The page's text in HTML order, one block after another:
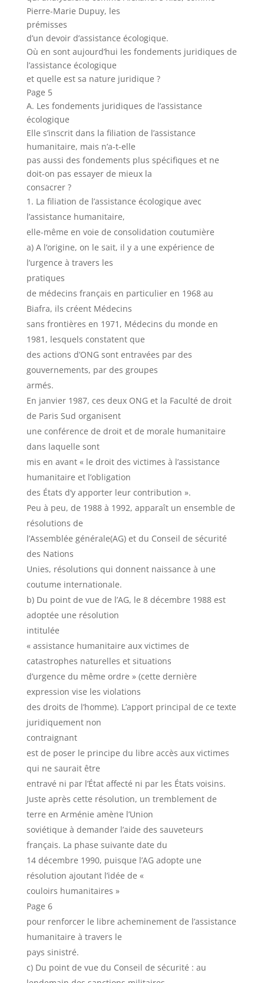
Pierre-Marie Dupuy, les
prémisses
d’un devoir d’assistance écologique.
Où en sont aujourd’hui les fondements juridiques de
l’assistance écologique
et quelle est sa nature juridique ?
Page 5
A. Les fondements juridiques de l’assistance
écologique
Elle s’inscrit dans la filiation de l’assistance
humanitaire, mais n’a-t-elle
pas aussi des fondements plus spécifiques et ne
doit-on pas essayer de mieux la
consacrer ?
La filiation de l’assistance écologique avec
l’assistance humanitaire,
elle-même en voie de consolidation coutumière
a) A l’origine, on le sait, il y a une expérience de
l’urgence à travers les
pratiques
de médecins français en particulier en 1968 au
Biafra, ils créent Médecins
sans frontières en 1971, Médecins du monde en
1981, lesquels constatent que
des actions d’ONG sont entravées par des
gouvernements, par des groupes
armés.
En janvier 1987, ces deux ONG et la Faculté de droit
de Paris Sud organisent
une conférence de droit et de morale humanitaire
dans laquelle sont
mis en avant « le droit des victimes à l’assistance
humanitaire et l’obligation
des États d’y apporter leur contribution ».
Peu à peu, de 1988 à 1992, apparaît un ensemble de
résolutions de
l’Assemblée générale(AG) et du Conseil de sécurité
des Nations
Unies, résolutions qui donnent naissance à une
coutume internationale.
b) Du point de vue de l’AG, le 8 décembre 1988 est
adoptée une résolution
intitulée
« assistance humanitaire aux victimes de
catastrophes naturelles et situations
d’urgence du même ordre » (cette dernière
expression vise les violations
des droits de l’homme). L’apport principal de ce texte
juridiquement non
contraignant
est de poser le principe du libre accès aux victimes
qui ne saurait être
entravé ni par l’État affecté ni par les États voisins.
Juste après cette résolution, un tremblement de
terre en Arménie amène l’Union
soviétique à demander l’aide des sauveteurs
français. La phase suivante date du
14 décembre 1990, puisque l’AG adopte une
résolution ajoutant l’idée de «
couloirs humanitaires »
Page 6
pour renforcer le libre acheminement de l’assistance
humanitaire à travers le
pays sinistré.
c) Du point de vue du Conseil de sécurité : au